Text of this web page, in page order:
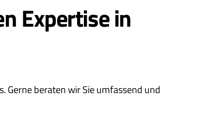
Expertise in
Gerne beraten wir Sie umfassend und